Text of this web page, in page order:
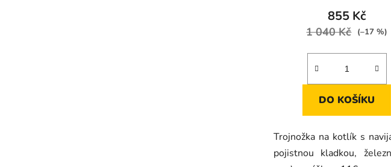
855 Kč
1 040 Kč (–17 %)
DO KOŠÍKU
Trojnožka na kotlík s
pojistnou kladkou,